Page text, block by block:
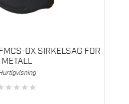
0X SIRKELSAG FOR
METALL
★★★★